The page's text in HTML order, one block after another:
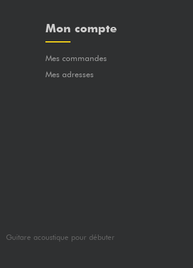
Mon compte
Mes commandes
Mes adresses
Guitare acoustique pour débuter